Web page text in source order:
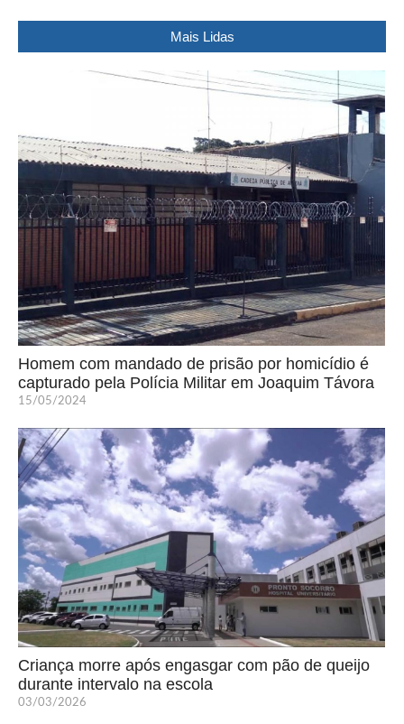
Mais Lidas
Homem com mandado de prisão por homicídio é
capturado pela Polícia Militar em Joaquim Távora
15/05/2024
Criança morre após engasgar com pão de queijo
durante intervalo na escola
03/03/2026